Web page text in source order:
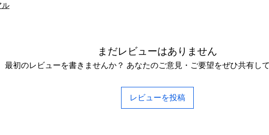
ル
まだレビューはありません
最初のレビューを書きませんか？ あなたのご意見・ご要望をぜひ共有して
レビューを投稿